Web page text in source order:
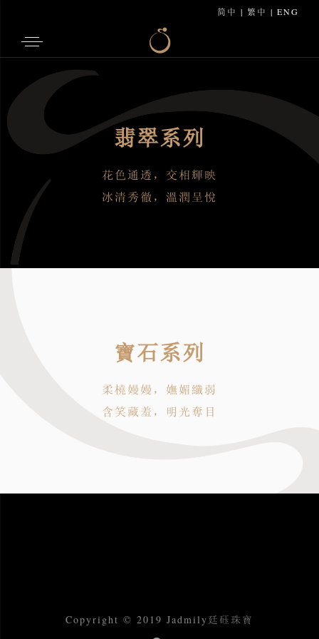
简中 | 繁中 | ENG
翡翠系列
花色通透，交相輝映
冰清秀徹，溫潤呈悅
寶石系列
柔橈嫚嫚，嫵媚纖弱
含笑藏羞，明光奪目
Copyright © 2019 Jadmily廷砡珠寶